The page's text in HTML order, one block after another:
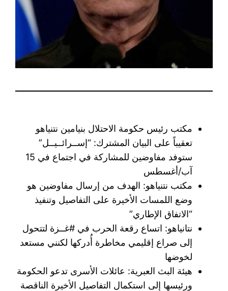
مكتب رئيس حكومة الاحتلال بنيامين نتنياهو
تعقيباً على البيان المشترك: “إســرائــيــل”
ستوفد مفاوضين للمشاركة في اجتماع في 15
آب/أغسطس
مكتب نتنياهو: الهدف من إرسال مفاوضين هو
وضع اللمسات الأخيرة على التفاصيل وتنفيذ
“الاتفاق الإطاري”
نتانياهو: اتساع رقعة الحرب في ‎#غــزة لتتحول
إلى صراع إقليمي مخاطرة أُدركها لكنني مستعد
لخوضها
هيئة البث العبرية: عائلات الأسرى تدعو الحكومة
ورئيسها إلى استكمال التفاصيل الأخيرة الناقصة